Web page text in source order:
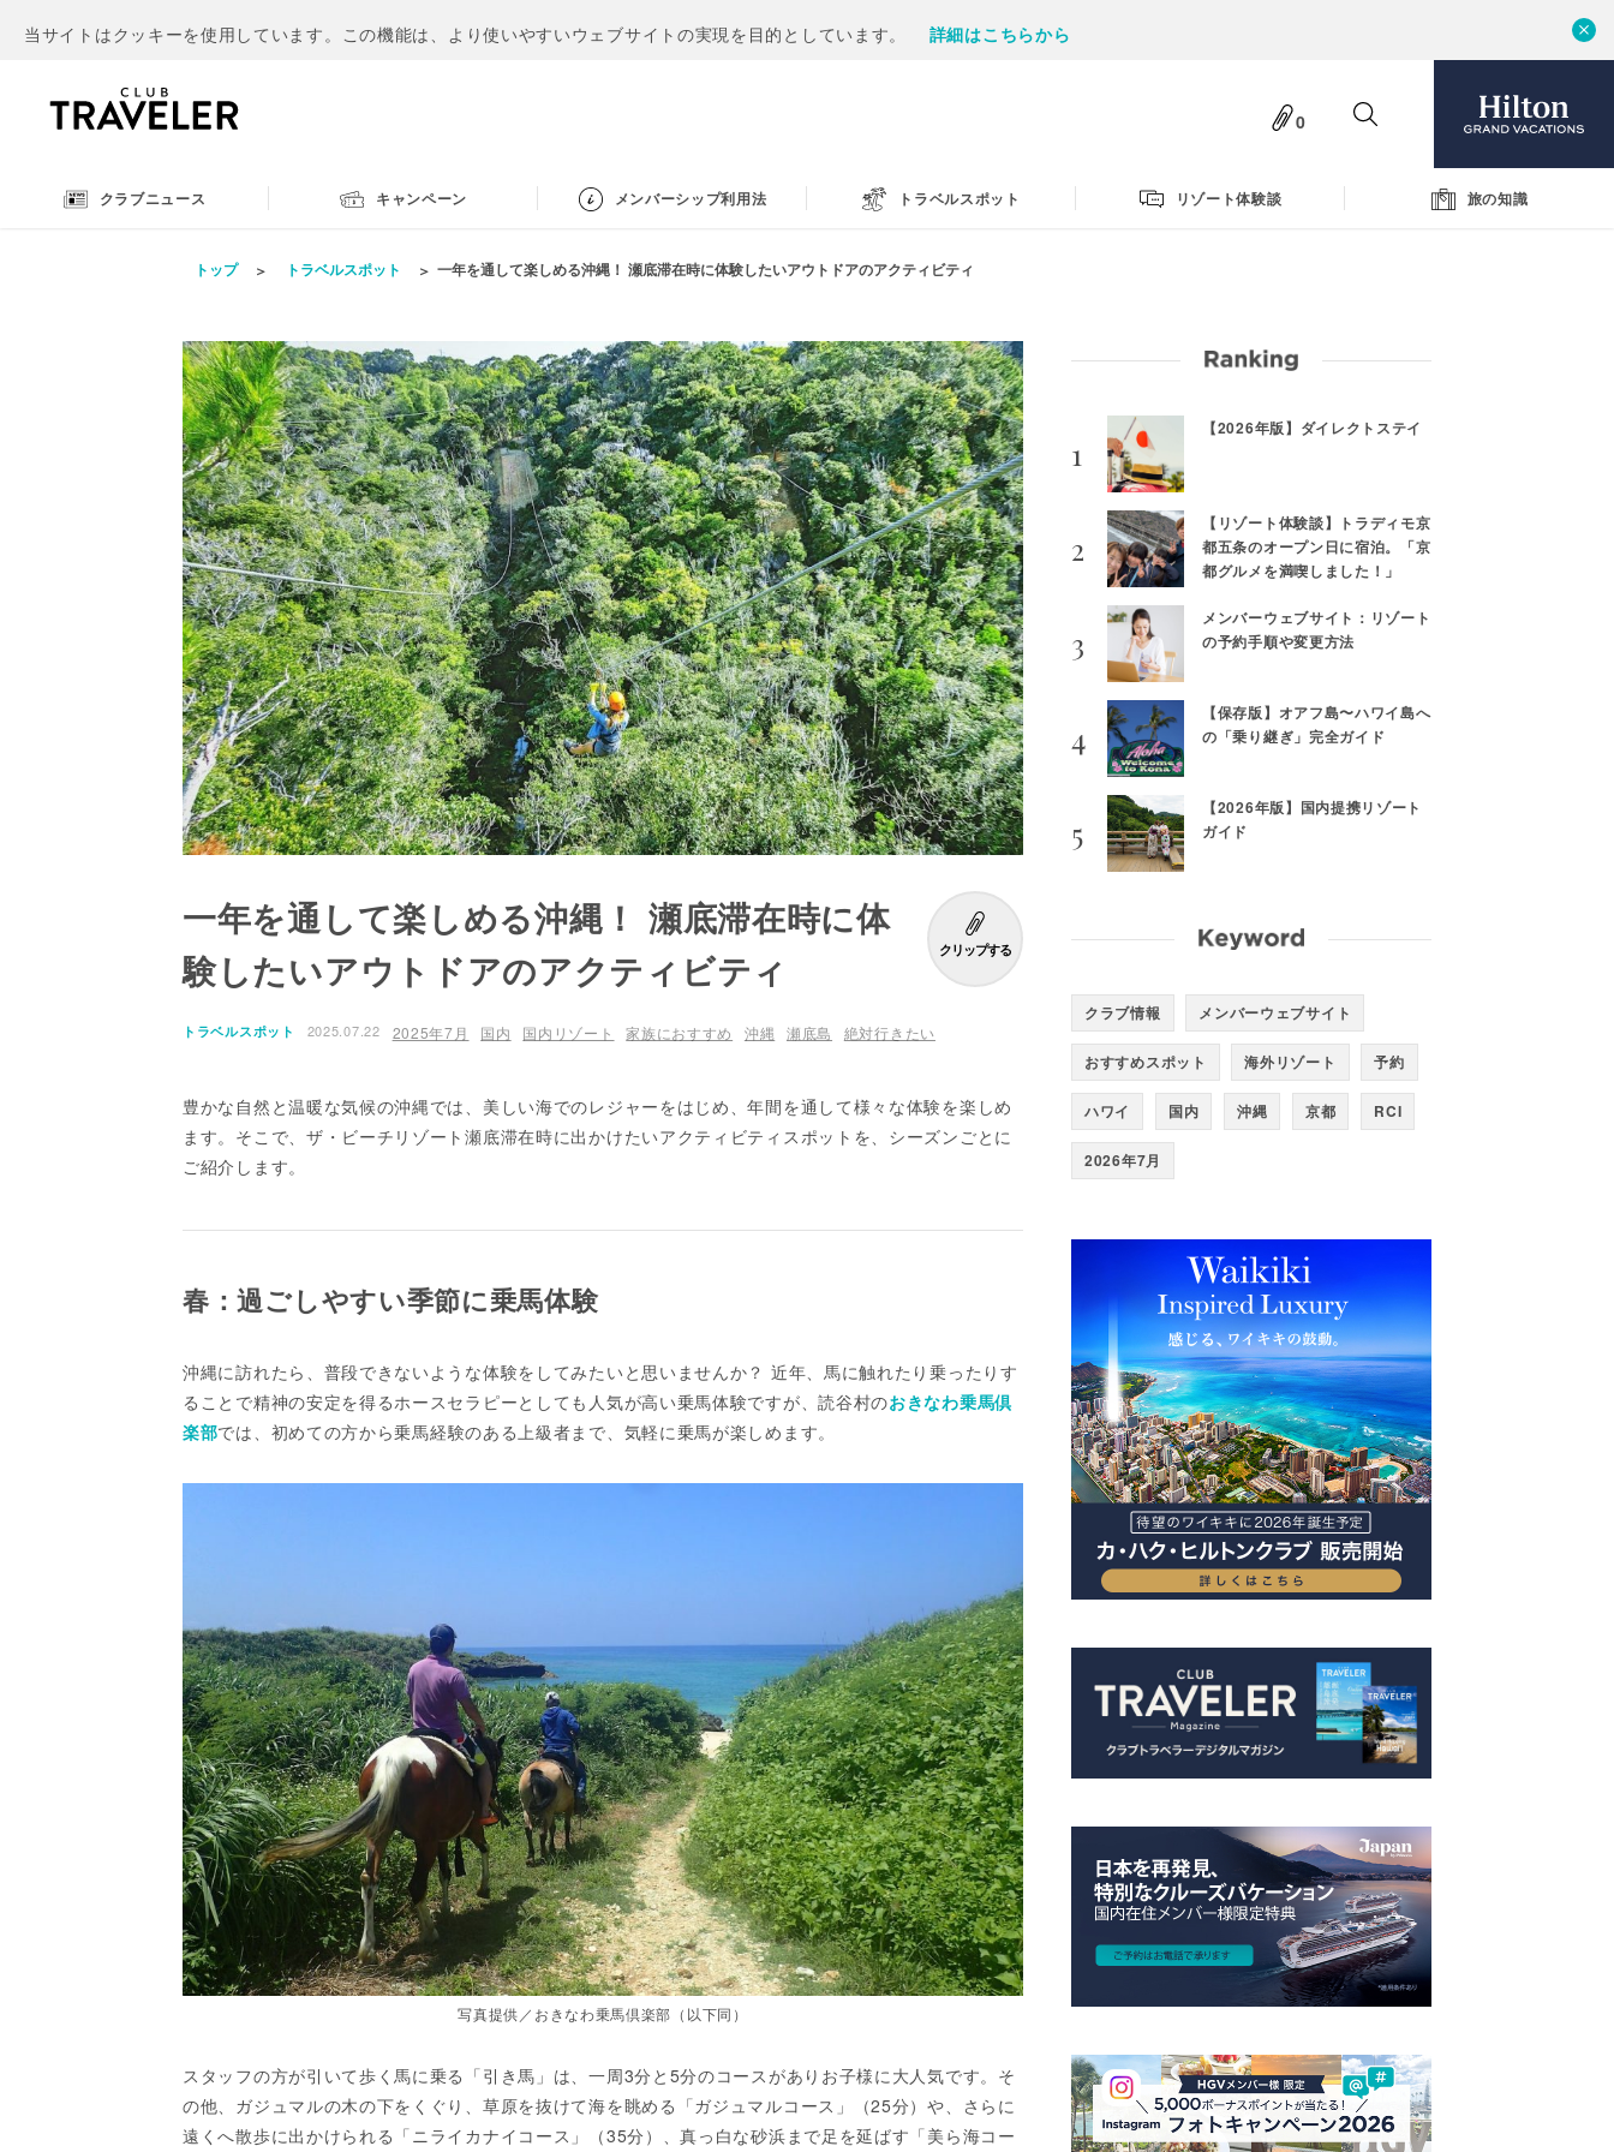
当サイトはクッキーを使用しています。この機能は、より使いやすいウェブサイトの実現を目的としています。 詳細はこちらから
0
クラブニュース キャンペーン メンバーシップ利用法 トラベルスポット リゾート体験談 旅の知識
トップ トラベルスポット 一年を通して楽しめる沖縄！ 瀬底滞在時に体験したいアウトドアのアクティビティ
一年を通して楽しめる沖縄！ 瀬底滞在時に体
験したいアウトドアのアクティビティ
クリップする
トラベルスポット 2025.07.22 2025年7月 国内 国内リゾート 家族におすすめ 沖縄 瀬底島 絶対行きたい
豊かな自然と温暖な気候の沖縄では、美しい海でのレジャーをはじめ、年間を通して様々な体験を楽しめ
ます。そこで、ザ・ビーチリゾート瀬底滞在時に出かけたいアクティビティスポットを、シーズンごとに
ご紹介します。
春：過ごしやすい季節に乗馬体験
沖縄に訪れたら、普段できないような体験をしてみたいと思いませんか？ 近年、馬に触れたり乗ったりす
ることで精神の安定を得るホースセラピーとしても人気が高い乗馬体験ですが、読谷村のおきなわ乗馬倶
楽部では、初めての方から乗馬経験のある上級者まで、気軽に乗馬が楽しめます。
写真提供／おきなわ乗馬倶楽部（以下同）
スタッフの方が引いて歩く馬に乗る「引き馬」は、一周3分と5分のコースがありお子様に大人気です。そ
の他、ガジュマルの木の下をくぐり、草原を抜けて海を眺める「ガジュマルコース」（25分）や、さらに
遠くへ散歩に出かけられる「ニライカナイコース」（35分）、真っ白な砂浜まで足を延ばす「美ら海コー
【2026年版】ダイレクトステイ
【リゾート体験談】トラディモ京
都五条のオープン日に宿泊。「京
都グルメを満喫しました！」
メンバーウェブサイト：リゾート
の予約手順や変更方法
【保存版】オアフ島〜ハワイ島へ
の「乗り継ぎ」完全ガイド
【2026年版】国内提携リゾート
ガイド
クラブ情報 メンバーウェブサイト
おすすめスポット 海外リゾート 予約
ハワイ 国内 沖縄 京都 RCI
2026年7月